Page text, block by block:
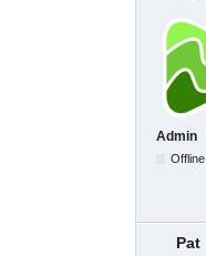
Admin
Offline
Pat